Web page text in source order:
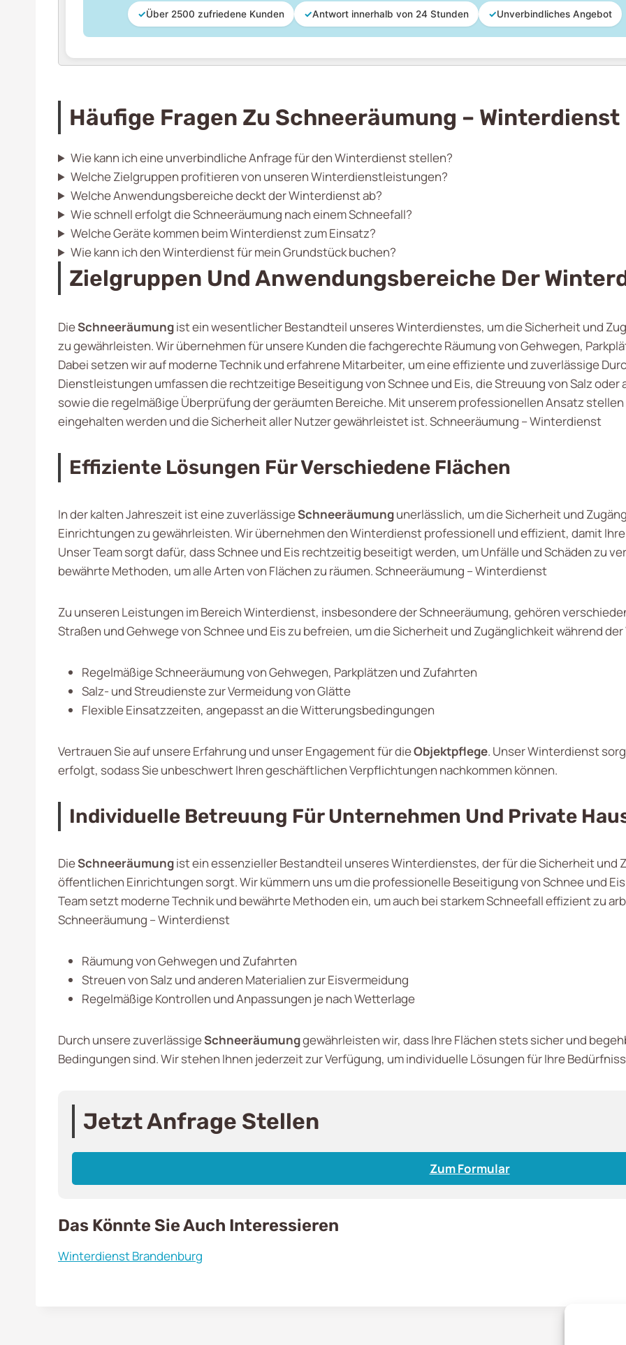
✓Über 2500 zufriedene Kunden ✓Antwort innerhalb von 24 Stunden ✓Unverbindliches Angebot
Häufige Fragen Zu Schneeräumung – Winterdienst
Wie kann ich eine unverbindliche Anfrage für den Winterdienst stellen?
Welche Zielgruppen profitieren von unseren Winterdienstleistungen?
Welche Anwendungsbereiche deckt der Winterdienst ab?
Wie schnell erfolgt die Schneeräumung nach einem Schneefall?
Welche Geräte kommen beim Winterdienst zum Einsatz?
Wie kann ich den Winterdienst für mein Grundstück buchen?
Zielgruppen Und Anwendungsbereiche Der
DieSchneeräumungist ein wesentlicher Bestandteil unseres Winterdienstes, um die Sicherheit und
zu gewährleisten. Wir übernehmen für unsere Kunden die fachgerechte Räumung von Gehwegen,
Dabei setzen wir auf moderne Technik und erfahrene Mitarbeiter, um eine effiziente und zuverlässige
Dienstleistungen umfassen die rechtzeitige Beseitigung von Schnee und Eis, die Streuung von Salz
sowie die regelmäßige Überprüfung der geräumten Bereiche. Mit unserem professionellen Ansatz
eingehalten werden und die Sicherheit aller Nutzer gewährleistet ist. Schneeräumung – Winterdienst
Effiziente Lösungen Für Verschiedene Flächen
In der kalten Jahreszeit ist eine zuverlässigeSchneeräumungunerlässlich, um die Sicherheit und
Einrichtungen zu gewährleisten. Wir übernehmen den Winterdienst professionell und effizient, damit
Unser Team sorgt dafür, dass Schnee und Eis rechtzeitig beseitigt werden, um Unfälle und Schäden zu
bewährte Methoden, um alle Arten von Flächen zu räumen. Schneeräumung – Winterdienst
Zu unseren Leistungen im Bereich Winterdienst, insbesondere der Schneeräumung, gehören
Straßen und Gehwege von Schnee und Eis zu befreien, um die Sicherheit und Zugänglichkeit während
Regelmäßige Schneeräumung von Gehwegen, Parkplätzen und Zufahrten
Salz- und Streudienste zur Vermeidung von Glätte
Flexible Einsatzzeiten, angepasst an die Witterungsbedingungen
Vertrauen Sie auf unsere Erfahrung und unser Engagement für dieObjektpflege. Unser Winterdienst
erfolgt, sodass Sie unbeschwert Ihren geschäftlichen Verpflichtungen nachkommen können.
Individuelle Betreuung Für Unternehmen Und Private
DieSchneeräumungist ein essenzieller Bestandteil unseres Winterdienstes, der für die Sicherheit und
öffentlichen Einrichtungen sorgt. Wir kümmern uns um die professionelle Beseitigung von Schnee und
Team setzt moderne Technik und bewährte Methoden ein, um auch bei starkem Schneefall effizient zu
Schneeräumung – Winterdienst
Räumung von Gehwegen und Zufahrten
Streuen von Salz und anderen Materialien zur Eisvermeidung
Regelmäßige Kontrollen und Anpassungen je nach Wetterlage
Durch unsere zuverlässigeSchneeräumunggewährleisten wir, dass Ihre Flächen stets sicher und
Bedingungen sind. Wir stehen Ihnen jederzeit zur Verfügung, um individuelle Lösungen für Ihre
Jetzt Anfrage Stellen
Zum Formular
Das Könnte Sie Auch Interessieren
Winterdienst Brandenburg